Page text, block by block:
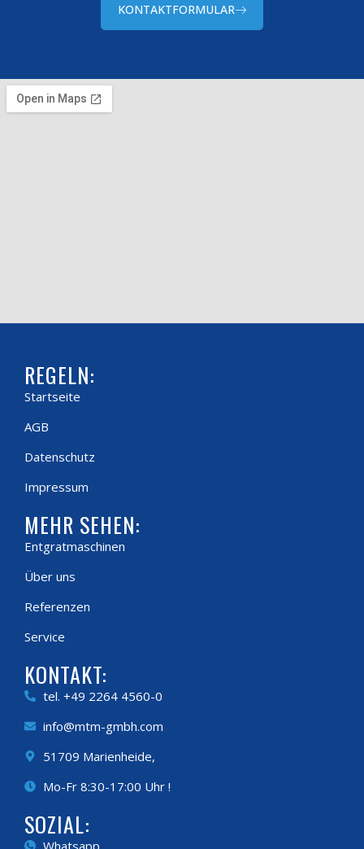
KONTAKTFORMULAR
REGELN:
Startseite
AGB
Datenschutz
Impressum
MEHR SEHEN:
Entgratmaschinen
Über uns
Referenzen
Service
KONTAKT:
tel. +49 2264 4560-0
info@mtm-gmbh.com
51709 Marienheide,
Mo-Fr 8:30-17:00 Uhr !
SOZIAL:
Whatsapp